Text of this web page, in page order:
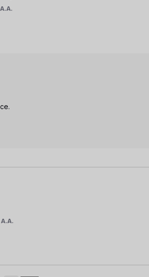
A.A.
A.A.